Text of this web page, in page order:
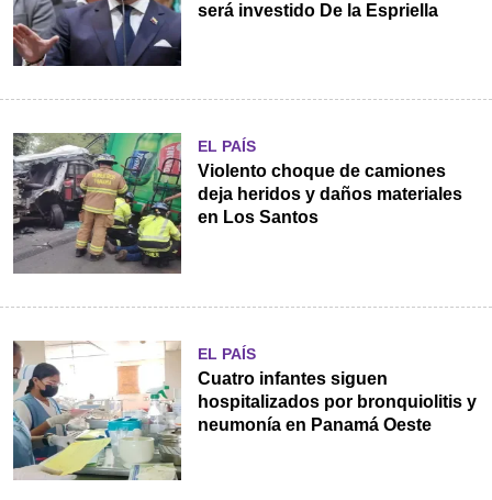
será investido De la Espriella
EL PAÍS
Violento choque de camiones
deja heridos y daños materiales
en Los Santos
EL PAÍS
Cuatro infantes siguen
hospitalizados por bronquiolitis y
neumonía en Panamá Oeste